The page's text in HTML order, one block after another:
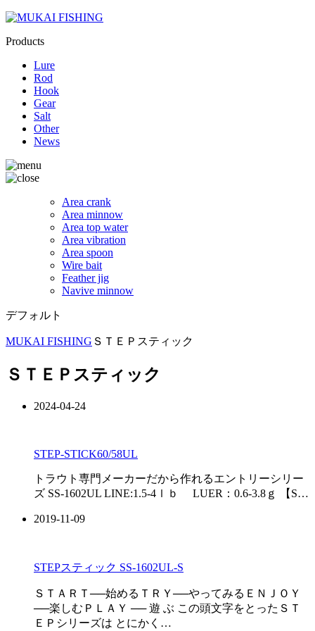
Products
Lure
Rod
Hook
Gear
Salt
Other
News
Area crank
Area minnow
Area top water
Area vibration
Area spoon
Wire bait
Feather jig
Navive minnow
デフォルト
MUKAI FISHING ＳＴＥＰスティック
ＳＴＥＰスティック
2024-04-24
STEP-STICK60/58UL
トラウト専門メーカーだから作れるエントリーシリー
ズ SS-1602UL LINE:1.5-4ｌｂ LUER：0.6-3.8ｇ 【S…
2019-11-09
STEPスティック SS-1602UL-S
ＳＴＡＲＴ──始めるＴＲＹ──やってみるＥＮＪＯＹ
──楽しむＰＬＡＹ ── 遊 ぶ この頭文字をとったＳＴ
ＥＰシリーズは とにかく…